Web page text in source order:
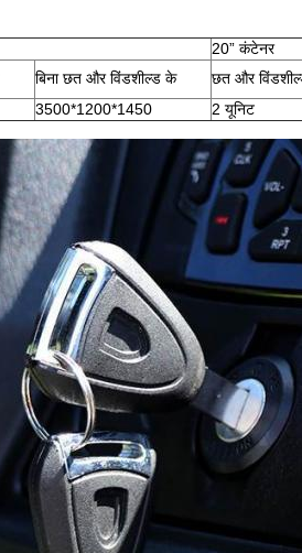
20” कंटेनर
बिना छत और विंडशील्ड के छत और
3500*1200*1450 2 यूनिट